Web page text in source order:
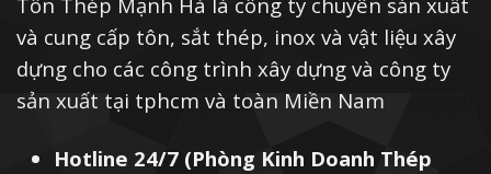
và cung cấp tôn, sắt thép, inox và vật liệu xây
dựng cho các công trình xây dựng và công ty
sản xuất tại tphcm và toàn Miền Nam
Hotline 24/7 (Phòng Kinh Doanh Thép